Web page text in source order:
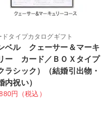
ドタイプカタログギフト
ベル クェーサー＆マーキ
ー カード／ＢＯＸタイプ
ラシック）（結婚引出物・
内祝い）
円（税込）